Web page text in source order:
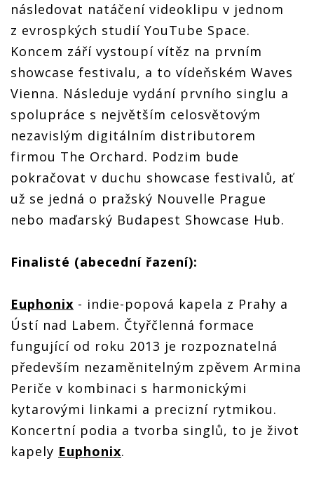
následovat natáčení videoklipu v jednom
z evrospkých studií YouTube Space.
Koncem září vystoupí vítěz na prvním
showcase festivalu, a to vídeňském Waves
Vienna. Následuje vydání prvního singlu a
spolupráce s největším celosvětovým
nezavislým digitálním distributorem
firmou The Orchard. Podzim bude
pokračovat v duchu showcase festivalů, ať
už se jedná o pražský Nouvelle Prague
nebo maďarský Budapest Showcase Hub.
Finalisté (abecední řazení):
Euphonix - indie-popová kapela z Prahy a
Ústí nad Labem. Čtyřčlenná formace
fungující od roku 2013 je rozpoznatelná
především nezaměnitelným zpěvem Armina
Periče v kombinaci s harmonickými
kytarovými linkami a precizní rytmikou.
Koncertní podia a tvorba singlů, to je život
kapely Euphonix.